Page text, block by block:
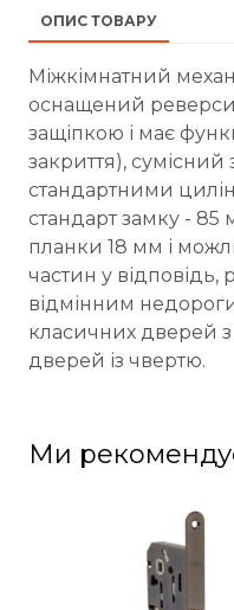
ОПИС ТОВАРУ
Міжкімнатний
оснащений
защіпкою і має
закриття),
стандартними
стандарт замку -
планки 18 мм і
частин у відповідь,
відмінним
класичних дверей
дверей із чвертю.
Ми